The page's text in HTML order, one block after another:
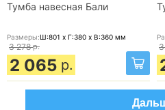
Тумба навесная Бали
Размеры:Ш:801 x Г:380 x В:360 мм
3 278 р.
2 065 р.